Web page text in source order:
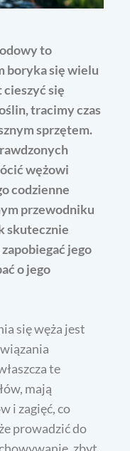
to
boryka się wielu
cieszyć się
tracimy czas
sprzętem.
wężowi
codzienne
przewodniku
skutecznie
jego
o jego
się węża jest
te
mają
i zagięć, co
prowadzić do
zbyt